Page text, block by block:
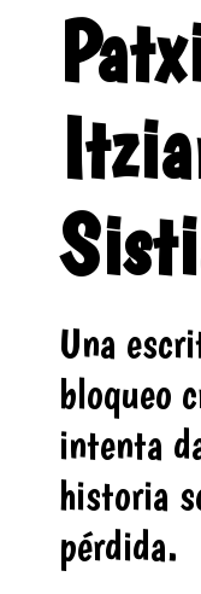
Una
bloqueo
intenta
historia
pérdida.